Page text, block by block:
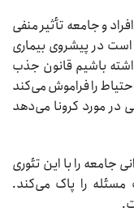
و جامعه تأثیر منفی
در پیشروی بیماری
باشیم قانون جذب
را فراموش می‌کند
در مورد کرونا می‌دهد
جامعه را با این تئوری
را پاک می‌کند.